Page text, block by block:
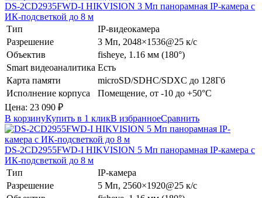
DS-2CD2935FWD-I HIKVISION 3 Мп панорамная IP-камера с
ИК-подсветкой до 8 м
Тип
IP-видеокамера
Разрешение
3 Мп, 2048×1536@25 к/с
Объектив
fisheye, 1.16 мм (180°)
Smart видеоаналитика Есть
Карта памяти
microSD/SDHC/SDXC до 128Гб
Исполнение корпуса
Помещение, от -10 до +50°C
Цена: 23 090 ₽
В корзинуКупить в 1 кликВ избранноеСравнить
DS-2CD2955FWD-I HIKVISION 5 Мп панорамная IP-камера с
ИК-подсветкой до 8 м
Тип
IP-камера
Разрешение
5 Мп, 2560×1920@25 к/с